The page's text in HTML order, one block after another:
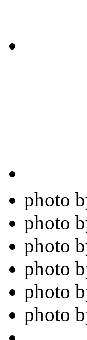
photo
photo
photo
photo
photo
photo